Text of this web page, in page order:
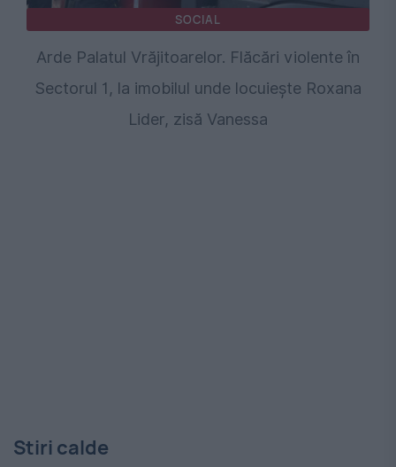
SOCIAL
Arde Palatul Vrăjitoarelor. Flăcări violente în
Sectorul 1, la imobilul unde locuiește Roxana
Lider, zisă Vanessa
Stiri calde